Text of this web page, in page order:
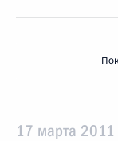
17 марта 2011